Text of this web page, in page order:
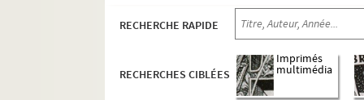
RECHERCHE RAPIDE
RECHERCHES CIBLÉES
Imprimés
multimédia
Henri Lavedan. Sire : pièce en 5 actes. 1909
Théodore de Banville. Socrate et sa femme :
Jean Giraudoux. Sodome et Gomorrhe :
Henry Bataille. Les soeurs d'amour : pièce